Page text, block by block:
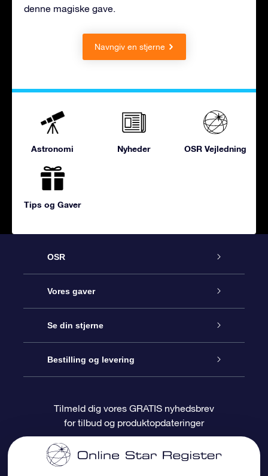
denne magiske gave.
Navngiv en stjerne
Astronomi Nyheder OSR Vejledning
Tips og Gaver
OSR
Kundeservice
Kontakt os
Bloggen
Anmeldelser
Vores gaver
Online Stjernegave
OSR Gavepakke
OSR Gavekortet
Firmagaver
Se din stjerne
Star Register
Personliggjort Stjerneside
One Million Stars
Bestilling og levering
Betalingsinformation
Forsendelsesoplysninger
Tilmeld dig vores GRATIS nyhedsbrev
for tilbud og produktopdateringer